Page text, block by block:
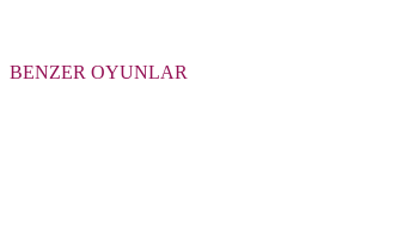
BENZER OYUNLAR